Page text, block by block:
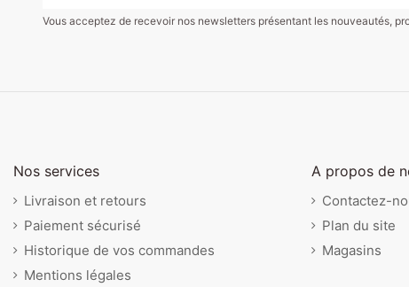
Vous acceptez de recevoir nos newsletters présentant les nouveautés,
Nos services
Livraison et retours
Paiement sécurisé
Historique de vos commandes
Mentions légales
A propos de
Contactez-
Plan du site
Magasins